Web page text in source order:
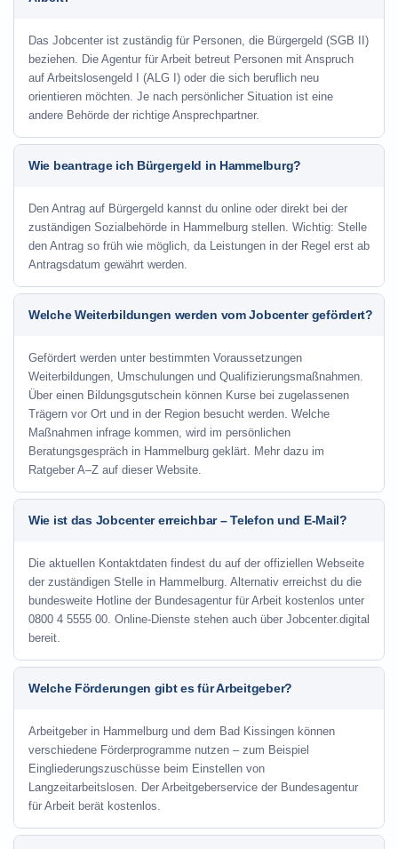
Das Jobcenter ist zuständig für Personen, die Bürgergeld (SGB II)
beziehen. Die Agentur für Arbeit betreut Personen mit Anspruch
auf Arbeitslosengeld I (ALG I) oder die sich beruflich neu
orientieren möchten. Je nach persönlicher Situation ist eine
andere Behörde der richtige Ansprechpartner.
Wie beantrage ich Bürgergeld in Hammelburg?
Den Antrag auf Bürgergeld kannst du online oder direkt bei der
zuständigen Sozialbehörde in Hammelburg stellen. Wichtig: Stelle
den Antrag so früh wie möglich, da Leistungen in der Regel erst ab
Antragsdatum gewährt werden.
Welche Weiterbildungen werden vom Jobcenter gefördert?
Gefördert werden unter bestimmten Voraussetzungen
Weiterbildungen, Umschulungen und Qualifizierungsmaßnahmen.
Über einen Bildungsgutschein können Kurse bei zugelassenen
Trägern vor Ort und in der Region besucht werden. Welche
Maßnahmen infrage kommen, wird im persönlichen
Beratungsgespräch in Hammelburg geklärt. Mehr dazu im
Ratgeber A–Z auf dieser Website.
Wie ist das Jobcenter erreichbar – Telefon und E-Mail?
Die aktuellen Kontaktdaten findest du auf der offiziellen Webseite
der zuständigen Stelle in Hammelburg. Alternativ erreichst du die
bundesweite Hotline der Bundesagentur für Arbeit kostenlos unter
0800 4 5555 00. Online-Dienste stehen auch über Jobcenter.digital
bereit.
Welche Förderungen gibt es für Arbeitgeber?
Arbeitgeber in Hammelburg und dem Bad Kissingen können
verschiedene Förderprogramme nutzen – zum Beispiel
Eingliederungszuschüsse beim Einstellen von
Langzeitarbeitslosen. Der Arbeitgeberservice der Bundesagentur
für Arbeit berät kostenlos.